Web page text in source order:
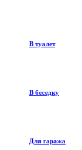
В туалет
В беседку
Для гаража